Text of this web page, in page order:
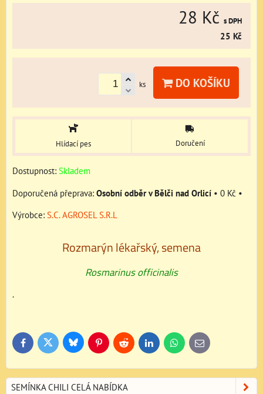
28 Kč s DPH
25 Kč
ks DO KOŠÍKU
Hlídací pes Doručení
Dostupnost: Skladem
Osobní odběr v Bělči nad Orlicí • 0 Kč •
Výrobce: S.C. AGROSEL S.R.L
Rozmarýn lékařský, semena
Rosmarinus officinalis
.
FacebookTwitter BlueskyPinterestReddit LinkedInWhatsApp
E-
mail
SEMÍNKA CHILI CELÁ NABÍDKA